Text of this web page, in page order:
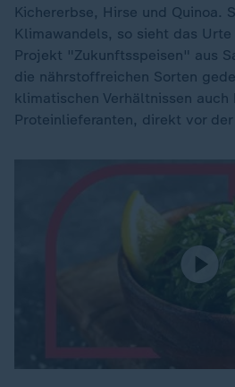
Kichererbse, Hirse und Quinoa.
Klimawandels, so sieht das Urte
Projekt "Zukunftsspeisen" aus
die nährstoffreichen Sorten
klimatischen Verhältnissen auch
Proteinlieferanten, direkt vor der